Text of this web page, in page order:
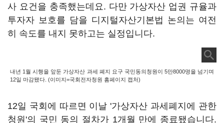
사 요건을 충족했는데요. 다만 가상자산 업권 규율과
투자자 보호를 담을 디지털자산기본법 논의는 여전
히 속도를 내지 못하고는 실정입니다.
내년 1월 시행을 앞둔 가상자산 과세 폐지 요구 국민동의청원이 5만8000명을 넘기며
12일 마감됐다. (이미지=국회전자청원 홈페이지 캡처)
12일 국회에 따르면 이날 '가상자산 과세폐지에 관한
청원'의 국민 동의 절차가 1개월 만에 종료됐습니다.